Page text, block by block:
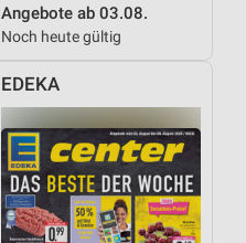
Angebote ab 03.08.
Noch heute gültig
EDEKA